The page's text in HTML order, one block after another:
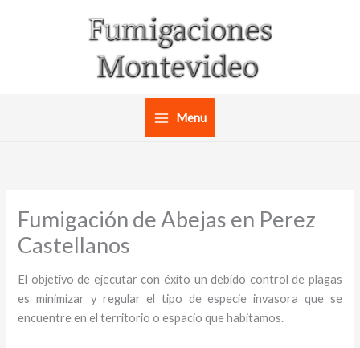
Menu
Fumigación de Abejas en Perez
Castellanos
El objetivo de ejecutar con éxito un debido control de plagas
es minimizar y regular el tipo de especie invasora que se
encuentre en el territorio o espacio que habitamos.